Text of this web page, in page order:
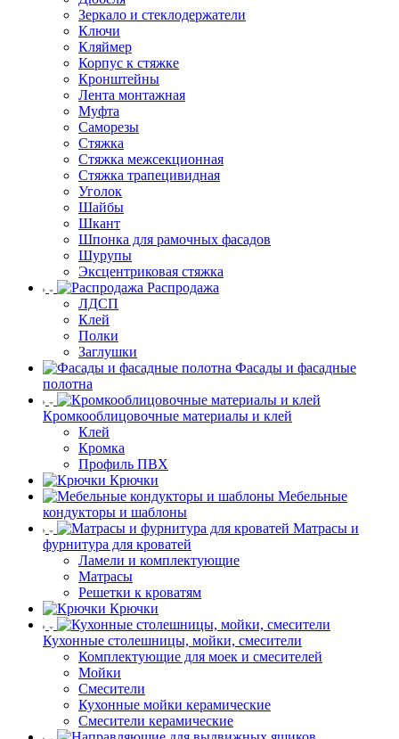
Зеркало и стеклодержатели
Ключи
Кляймер
Корпус к стяжке
Кронштейны
Лента монтажная
Муфта
Саморезы
Стяжка
Стяжка межсекционная
Стяжка трапецивидная
Уголок
Шайбы
Шкант
Шпонка для рамочных фасадов
Шурупы
Эксцентриковая стяжка
Распродажа
ЛДСП
Клей
Полки
Заглушки
Фасады и фасадные
полотна
Кромкооблицовочные материалы и клей
Клей
Кромка
Профиль ПВХ
Крючки
Мебельные
кондукторы и шаблоны
Матрасы и
фурнитура для кроватей
Ламели и комплектующие
Матрасы
Решетки к кроватям
Крючки
Кухонные столешницы, мойки, смесители
Комплектующие для моек и смесителей
Мойки
Смесители
Кухонные мойки керамические
Смесители керамические